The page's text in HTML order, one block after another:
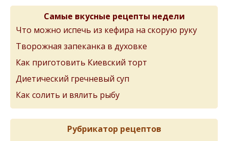
Самые вкусные рецепты недели
Что можно испечь из кефира на скорую руку
Творожная запеканка в духовке
Как приготовить Киевский торт
Диетический гречневый суп
Как солить и вялить рыбу
Рубрикатор рецептов